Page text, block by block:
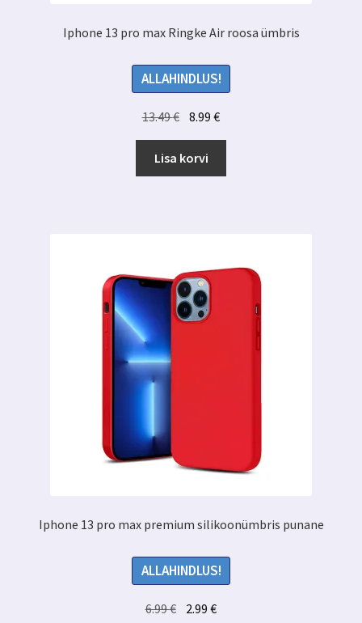
Iphone 13 pro max Ringke Air roosa ümbris
ALLAHINDLUS!
13.49€ Algne
oli:
13.49 €.
8.99€Praegune
8.99 €.
Lisa korvi
Iphone 13 pro max premium silikoonümbris punane
ALLAHINDLUS!
6.99€ Algne
2.99€Praegune